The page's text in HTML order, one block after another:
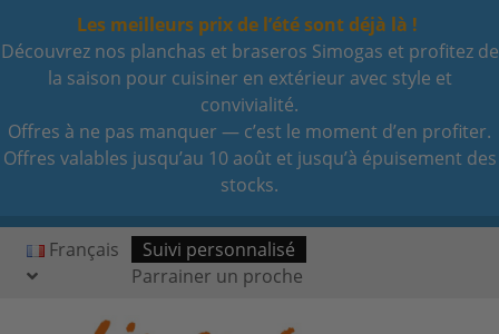
Les meilleurs prix de l’été sont déjà là !
Découvrez nos planchas et braseros Simogas et profitez de
la saison pour cuisiner en extérieur avec style et
convivialité.
Offres à ne pas manquer — c’est le moment d’en profiter.
Offres valables jusqu’au 10 août et jusqu’à épuisement des
stocks.
Français
Suivi personnalisé
Parrainer un proche